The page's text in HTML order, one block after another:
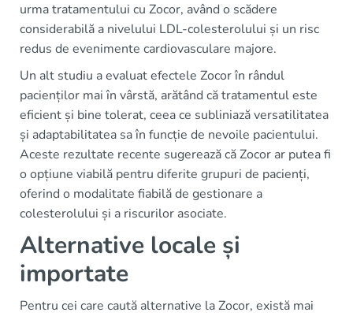
urma tratamentului cu Zocor, având o scădere
considerabilă a nivelului LDL-colesterolului și un risc
redus de evenimente cardiovasculare majore.
Un alt studiu a evaluat efectele Zocor în rândul
pacienților mai în vârstă, arătând că tratamentul este
eficient și bine tolerat, ceea ce subliniază versatilitatea
și adaptabilitatea sa în funcție de nevoile pacientului.
Aceste rezultate recente sugerează că Zocor ar putea fi
o opțiune viabilă pentru diferite grupuri de pacienți,
oferind o modalitate fiabilă de gestionare a
colesterolului și a riscurilor asociate.
Alternative locale și
importate
Pentru cei care caută alternative la Zocor, există mai